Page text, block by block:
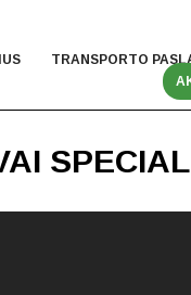
TRANSPORTO
SPECIAL